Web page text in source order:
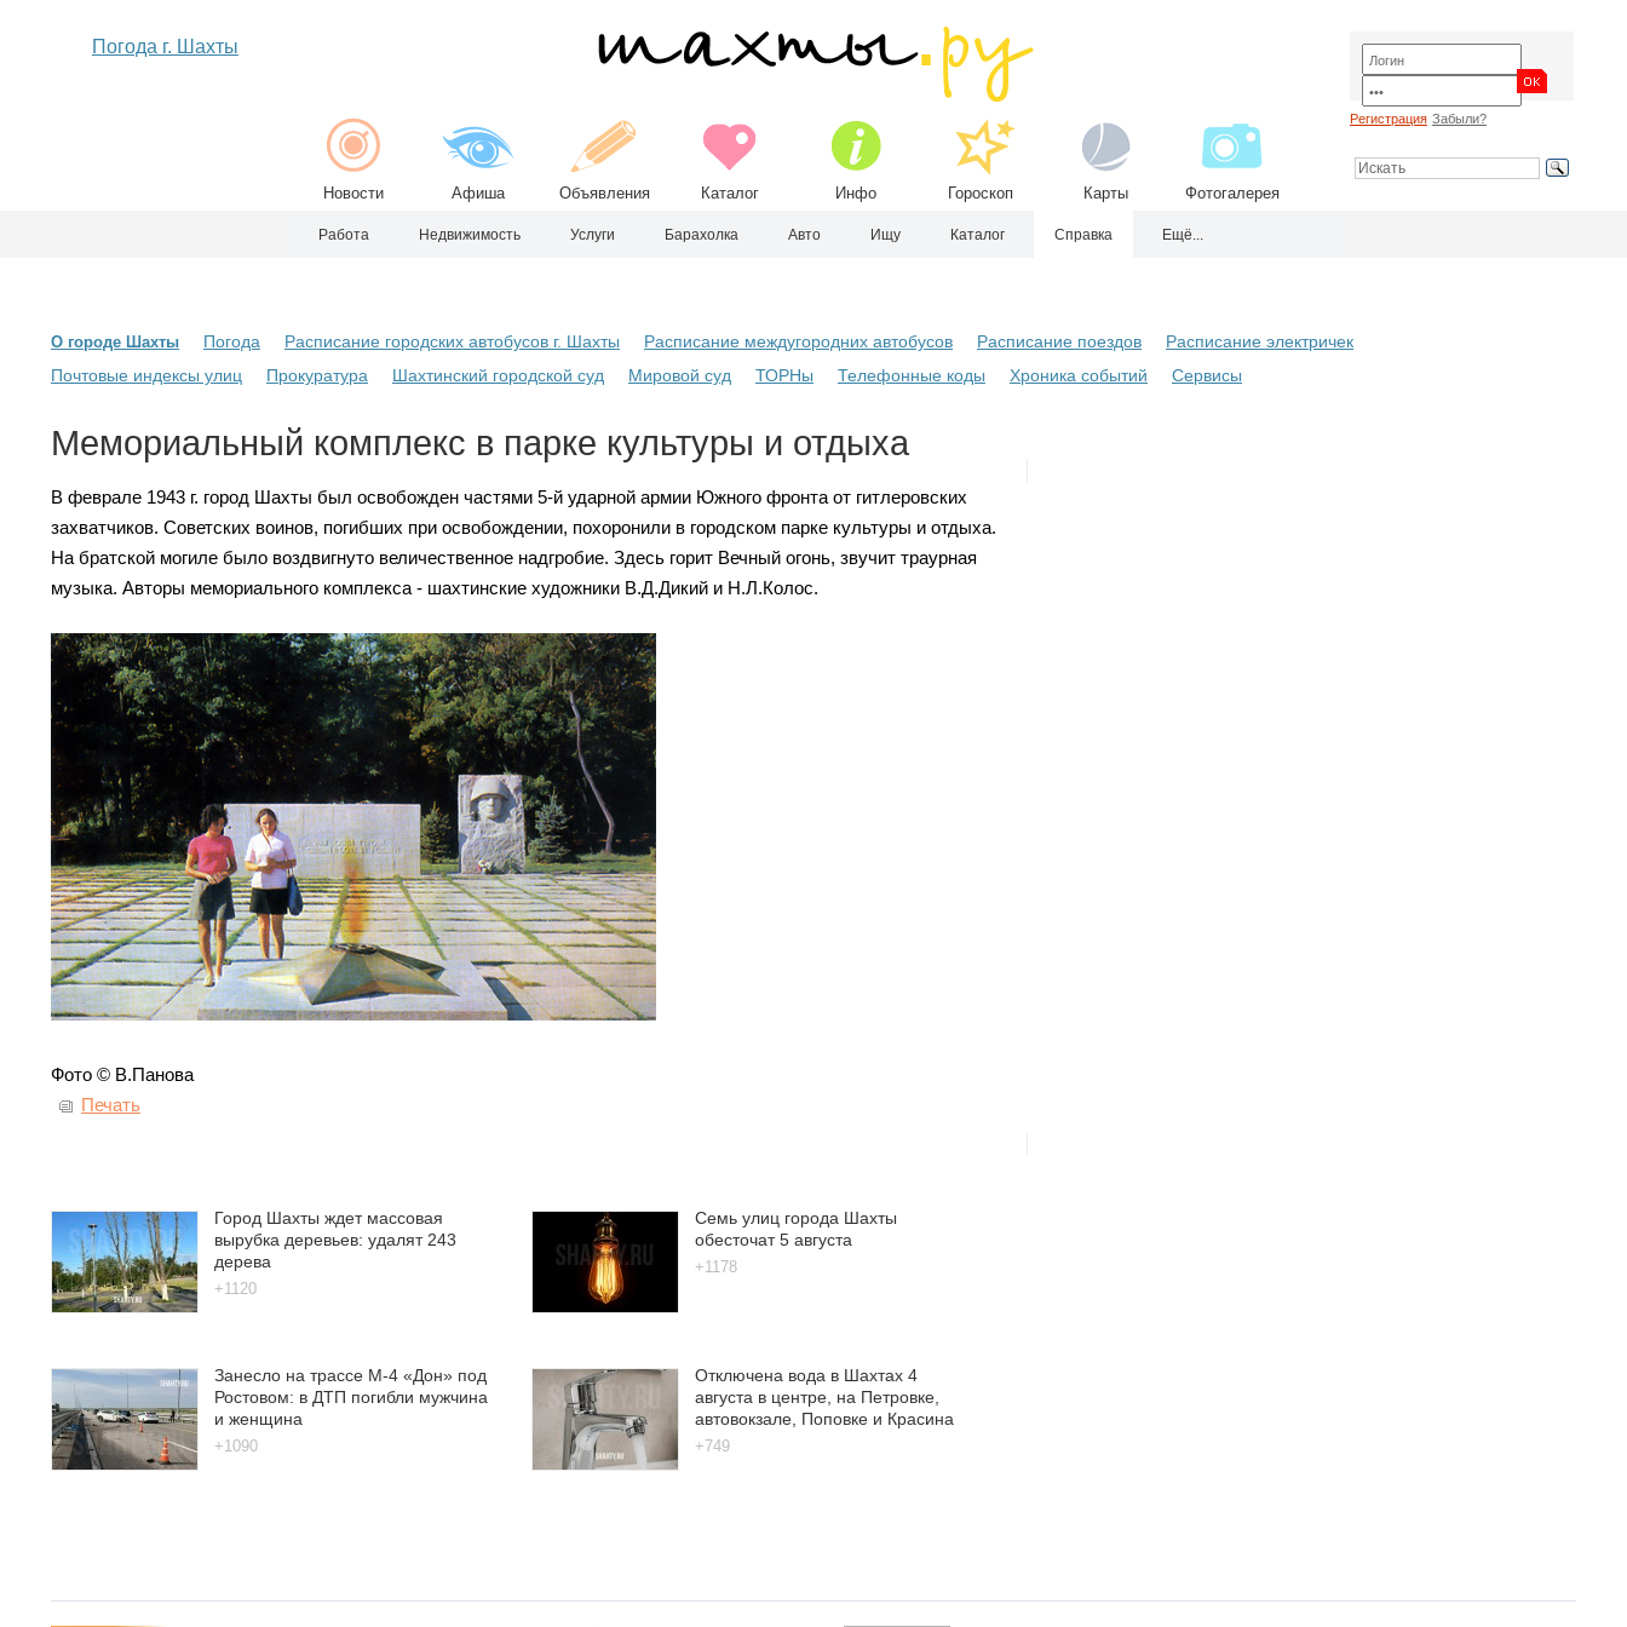
Погода г. Шахты
Новости Афиша Объявления Каталог Инфо Гороскоп Карты Фотогалерея
Регистрация Забыли?
Работа Недвижимость Услуги Барахолка Авто Ищу Каталог Справка Ещё...
О городе Шахты Погода Расписание городских автобусов г. Шахты Расписание междугородних автобусов Расписание поездов
Расписание электричек
Почтовые индексы улиц
Прокуратура Шахтинский городской суд Мировой суд ТОРНы Телефонные коды Хроника событий Сервисы
Мемориальный комплекс в парке культуры и отдыха
В феврале 1943 г. город Шахты был освобожден частями 5-й ударной армии Южного фронта от гитлеровских
захватчиков. Советских воинов, погибших при освобождении, похоронили в городском парке культуры и отдыха.
На братской могиле было воздвигнуто величественное надгробие. Здесь горит Вечный огонь, звучит траурная
музыка. Авторы мемориального комплекса - шахтинские художники В.Д.Дикий и Н.Л.Колос.
Фото © В.Панова
Печать
Город Шахты ждет массовая
вырубка деревьев: удалят 243
дерева
+1120
Семь улиц города Шахты
обесточат 5 августа
+1178
Занесло на трассе М-4 «Дон» под
Ростовом: в ДТП погибли мужчина
и женщина
+1090
Отключена вода в Шахтах 4
августа в центре, на Петровке,
автовокзале, Поповке и Красина
+749